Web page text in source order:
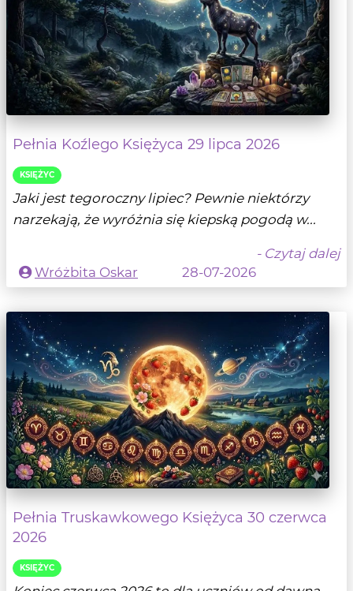
Pełnia Koźlego Księżyca 29 lipca 2026
KSIĘŻYC
Jaki jest tegoroczny lipiec? Pewnie niektórzy
narzekają, że wyróżnia się kiepską pogodą w...
- Czytaj dalej
Wróżbita Oskar
28-07-2026
Pełnia Truskawkowego Księżyca 30 czerwca
2026
KSIĘŻYC